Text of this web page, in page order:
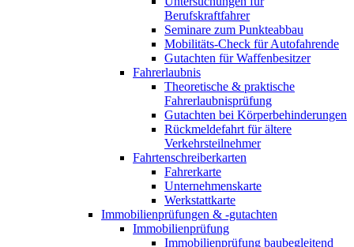
Berufskraftfahrer
Seminare zum Punkteabbau
Mobilitäts-Check für Autofahrende
Gutachten für Waffenbesitzer
Fahrerlaubnis
Theoretische & praktische
Fahrerlaubnisprüfung
Gutachten bei Körperbehinderungen
Rückmeldefahrt für ältere
Verkehrsteilnehmer
Fahrtenschreiberkarten
Fahrerkarte
Unternehmenskarte
Werkstattkarte
Immobilienprüfungen & -gutachten
Immobilienprüfung
Immobilienprüfung baubegleitend